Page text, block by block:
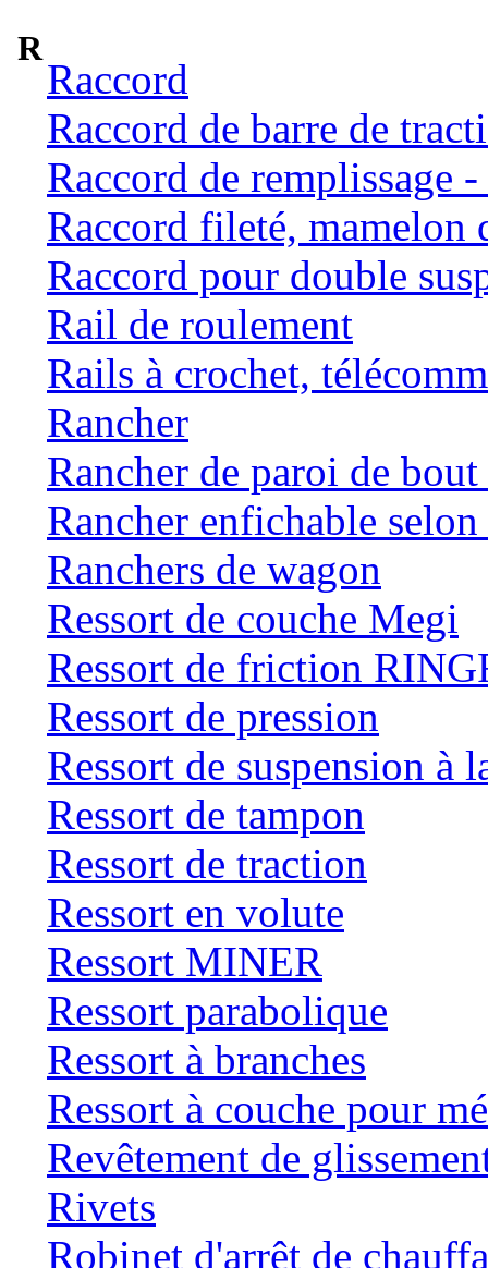
R
Raccord
Raccord de barre de
Raccord de remplissage
Raccord fileté, mamelon
Raccord pour double
Rail de roulement
Rails à crochet,
Rancher
Rancher de paroi de
Rancher enfichable
Ranchers de wagon
Ressort de couche Megi
Ressort de friction
Ressort de pression
Ressort de suspension à
Ressort de tampon
Ressort de traction
Ressort en volute
Ressort MINER
Ressort parabolique
Ressort à branches
Ressort à couche pour
Revêtement de
Rivets
Robinet d'arrêt de